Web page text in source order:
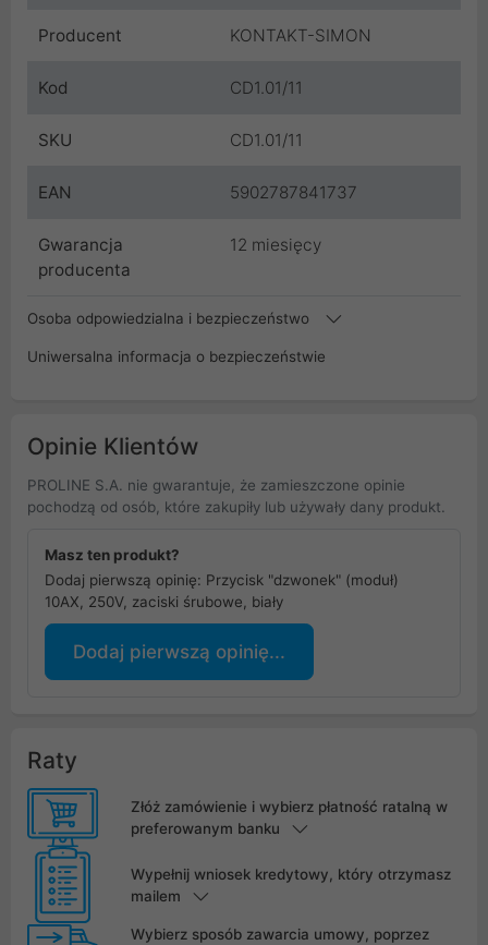
Producent KONTAKT-SIMON
Kod CD1.01/11
SKU CD1.01/11
EAN 5902787841737
Gwarancja
producenta
12 miesięcy
Osoba odpowiedzialna i bezpieczeństwo
Uniwersalna informacja o bezpieczeństwie
Opinie Klientów
PROLINE S.A. nie gwarantuje, że zamieszczone opinie
pochodzą od osób, które zakupiły lub używały dany produkt.
Masz ten produkt?
Dodaj pierwszą opinię: Przycisk "dzwonek" (moduł)
10AX, 250V, zaciski śrubowe, biały
Dodaj pierwszą opinię...
Raty
Złóż zamówienie i wybierz płatność ratalną w
preferowanym banku
Wypełnij wniosek kredytowy, który otrzymasz
mailem
Wybierz sposób zawarcia umowy, poprzez